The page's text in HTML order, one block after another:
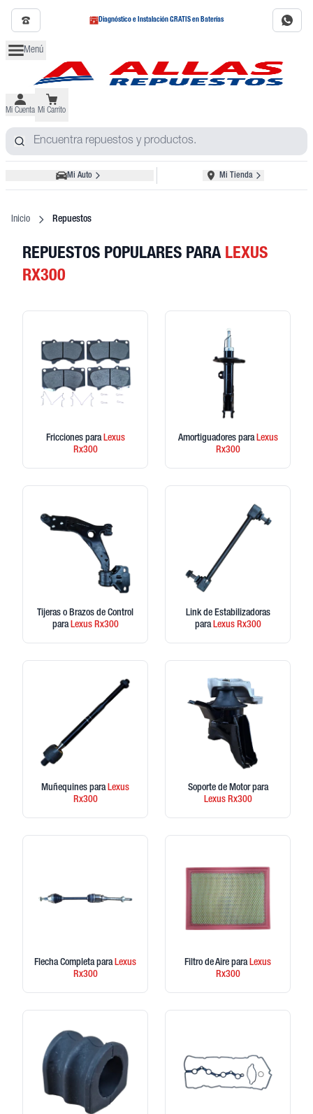
Diagnóstico e Instalación GRATIS en Baterías
Menú
Mi Cuenta Mi Carrito
Mi Auto Mi Tienda
Inicio Repuestos
REPUESTOS POPULARES PARA LEXUS
RX300
Fricciones paraLexus
Rx300
Amortiguadores paraLexus
Rx300
Tijeras o Brazos de Control
paraLexusRx300
Link de Estabilizadoras
paraLexusRx300
Muñequines paraLexus
Rx300
Soporte de Motor para
LexusRx300
Flecha Completa paraLexus
Rx300
Filtro de Aire paraLexus
Rx300